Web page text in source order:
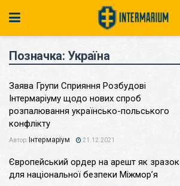
Позначка: Україна
Заява Групи Сприяння Розбудові
Інтермаріуму щодо нових спроб
розпалювання українсько-польського
конфлікту
Автор: Інтермаріум 21.12.2021
Європейський ордер на арешт як зразок
для національної безпеки Міжмор’я